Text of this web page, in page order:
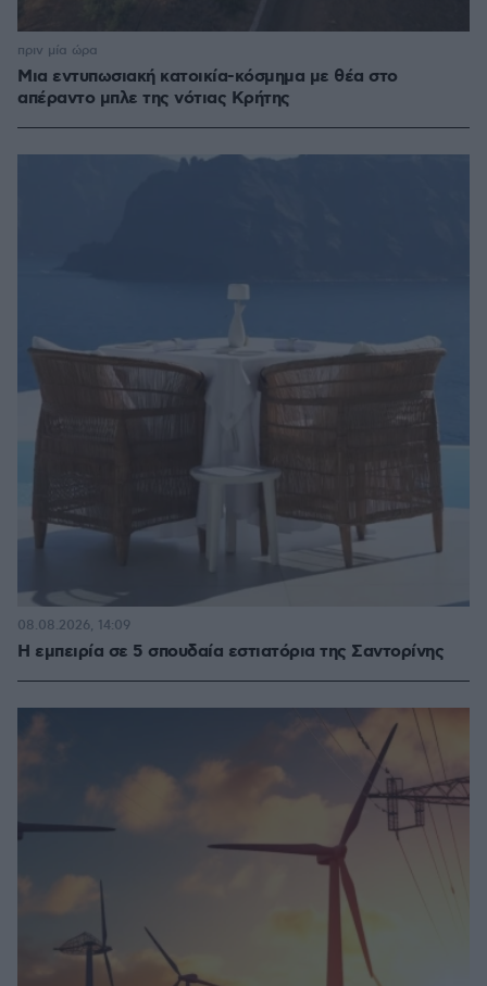
Μια εντυπωσιακή κατοικία-κόσμημα με θέα στο
απέραντο μπλε της νότιας Κρήτης
πριν μία ώρα
Η εμπειρία σε 5 σπουδαία εστιατόρια της Σαντορίνης
08.08.2026, 14:09